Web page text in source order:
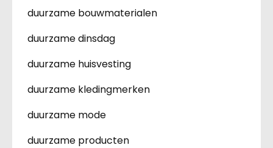
duurzame bouwmaterialen
duurzame dinsdag
duurzame huisvesting
duurzame kledingmerken
duurzame mode
duurzame producten